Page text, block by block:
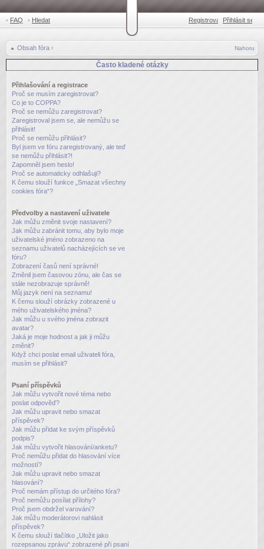
• FAQ • Hledat Registrovat •Přihlásit se
Obsah fóra ‹ Nahoru
Často kladené otázky
Přihlašování a registrace
Proč se musím zaregistrovat?
Co je to COPPA?
Proč se nemůžu zaregistrovat?
Zaregistroval jsem se, ale nemůžu se
přihlásit!
Proč se nemůžu přihlásit?
Byl jsem ve fóru zaregistrovaný, ale teď
se nemůžu přihlásit?!
Zapomněl jsem heslo!
Proč se automaticky odhlašuji?
K čemu slouží funkce „Smazat všechny
cookies fóra“?
Předvolby a nastavení uživatele
Jak můžu změnit svoje nastavení?
Jak můžu zabránit tomu, aby bylo moje
uživatelské jméno zobrazeno na
seznamu uživatelů nacházejících se ve
fóru?
Zobrazení časů není správné!
Změnil jsem časovou zónu, ale čas se
stále nezobrazuje správně!
Můj jazyk není na seznamu!
K čemu slouží obrázky zobrazené u
mého uživatelského jména?
Jak můžu u svého jména zobrazit
avatar?
Jaká je moje hodnost a jak ji můžu
změnit?
Když chci poslat email uživateli fóra,
musím se přihlásit?
Psaní příspěvků
Jak můžu vytvořit nové téma nebo
poslat odpověď?
Jak můžu upravit nebo smazat
příspěvek?
Jak můžu přidat ke svým příspěvků
podpis?
Jak můžu vytvořit hlasování/anketu?
Proč nemůžu přidat do hlasování více
možností?
Jak můžu upravit nebo smazat
hlasování?
Proč nemám přístup do určitého fóra?
Proč nemůžu posílat přílohy?
Proč jsem obdržel varování?
Jak můžu moderátorovi nahlásit
příspěvek?
K čemu slouží tlačítko „Uložit jako
rozepsanou zprávu“ zobrazené při psaní